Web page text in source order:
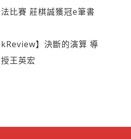
比賽 莊棋誠獲冠e筆書
】決斷的演算 導
王英宏